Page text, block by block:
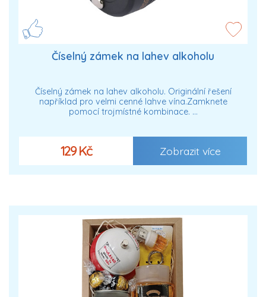
Číselný zámek na lahev alkoholu
Číselný zámek na lahev alkoholu. Originální řešení
například pro velmi cenné lahve vína.Zamknete
pomocí trojmístné kombinace. …
129 Kč Zobrazit více